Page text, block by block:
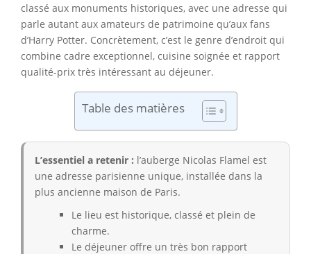
classé aux monuments historiques, avec une adresse qui
parle autant aux amateurs de patrimoine qu’aux fans
d’Harry Potter. Concrètement, c’est le genre d’endroit qui
combine cadre exceptionnel, cuisine soignée et rapport
qualité-prix très intéressant au déjeuner.
Table des matières
L’essentiel a retenir : l’auberge Nicolas Flamel est
une adresse parisienne unique, installée dans la
plus ancienne maison de Paris.
Le lieu est historique, classé et plein de
charme.
Le déjeuner offre un très bon rapport